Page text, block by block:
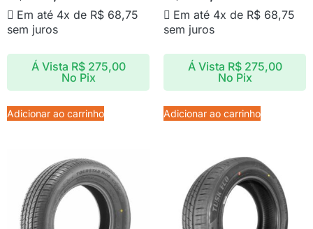
Em até 4x de R$ 68,75
sem juros
Á Vista R$275,00
No Pix
Adicionar ao carrinho
Em até 4x de R$ 68,75
sem juros
Á Vista R$275,00
No Pix
Adicionar ao carrinho